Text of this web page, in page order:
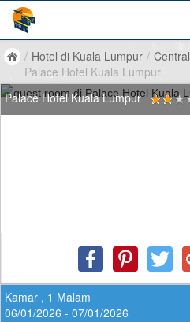
/ Hotel di Kuala Lumpur / Central
Palace Hotel Kuala Lumpur
Palace Hotel Kuala Lumpur
Kamar , 1 Malam
06/01/2026 - 07/01/2026